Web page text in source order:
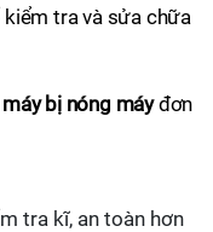
tra và sửa chữa
bị nóng máyđơn
tra kĩ, an toàn hơn